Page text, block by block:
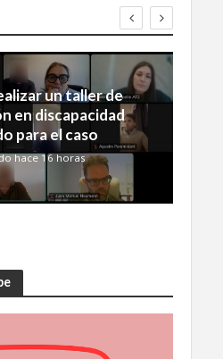
un taller de
en discapacidad
para el caso
hace 16 horas